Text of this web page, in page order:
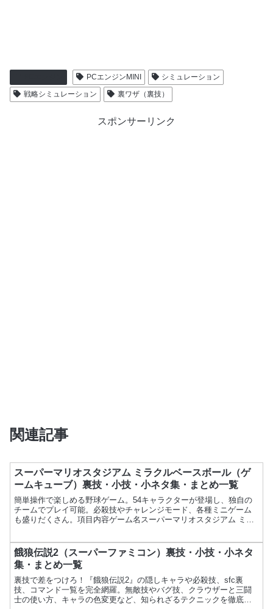
PCエンジンMINI
シミュレーション
戦略シミュレーション
裏ワザ（裏技）
スポンサーリンク
関連記事
スーパーマリオスタジアム ミラクルベースボール（ゲ
ームキューブ）裏技・小技・小ネタ集・まとめ一覧
簡単操作で楽しめる野球ゲーム。54キャラクターが登場し、独自の
チームでプレイ可能。必殺技やチャレンジモード、各種ミニゲーム
も盛りだくさん。項目内容ゲーム名スーパーマリオスタジアム ミラ
餓狼伝説2（スーパーファミコン）裏技・小技・小ネタ
集・まとめ一覧
裏技で差をつけろ！『餓狼伝説2』の隠しキャラや必殺技、sfc裏
技、コマンド一覧を完全網羅。無敵技やバグ技、クラウザーと三闘
士の使い方、キャラの色変更など、知られざるテクニックを徹底解